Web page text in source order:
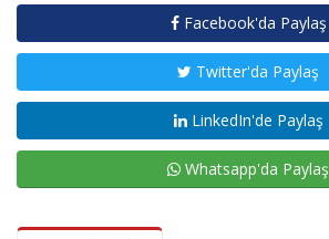
Facebook'da Paylaş
Twitter'da Paylaş
LinkedIn'de Paylaş
Whatsapp'da Paylaş